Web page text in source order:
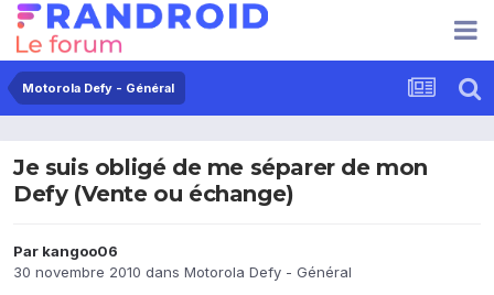
Motorola Defy - Général
Je suis obligé de me séparer de mon
Defy (Vente ou échange)
Par kangoo06
30 novembre 2010 dans Motorola Defy - Général